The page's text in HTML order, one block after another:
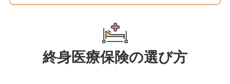
終身医療保険の選び方